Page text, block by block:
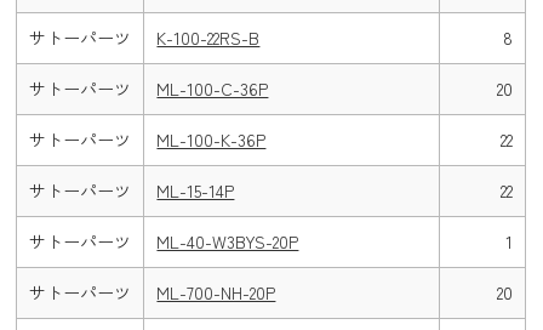
サトーパーツ K-100-22RS-B 8
サトーパーツ ML-100-C-36P 20
サトーパーツ ML-100-K-36P 22
サトーパーツ ML-15-14P 22
サトーパーツ ML-40-W3BYS-20P 1
サトーパーツ ML-700-NH-20P 20